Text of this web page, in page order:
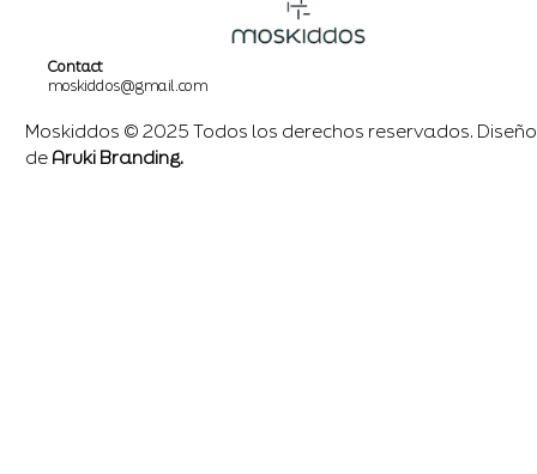
Contact
moskiddos@gmail.com
Moskiddos © 2025 Todos los derechos reservados. Diseño
de Aruki Branding.